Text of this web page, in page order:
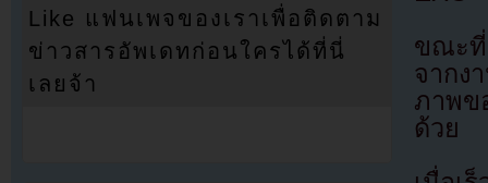
ขณะที่
จากง
ภาพข
ด้วย
Like แฟนเพจของเราเพื่อติดตาม
ข่าวสารอัพเดทก่อนใครได้ที่นี่
เลยจ้า